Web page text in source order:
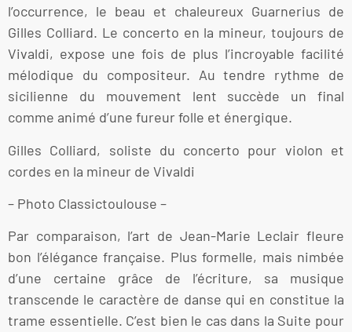
l’occurrence, le beau et chaleureux Guarnerius de
Gilles Colliard. Le concerto en la mineur, toujours de
Vivaldi, expose une fois de plus l’incroyable facilité
mélodique du compositeur. Au tendre rythme de
sicilienne du mouvement lent succède un final
comme animé d’une fureur folle et énergique.
Gilles Colliard, soliste du concerto pour violon et
cordes en la mineur de Vivaldi
– Photo Classictoulouse –
Par comparaison, l’art de Jean-Marie Leclair fleure
bon l’élégance française. Plus formelle, mais nimbée
d’une certaine grâce de l’écriture, sa musique
transcende le caractère de danse qui en constitue la
trame essentielle. C’est bien le cas dans la Suite pour